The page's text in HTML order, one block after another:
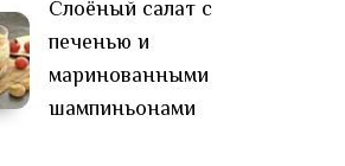
Слоёный салат с
печенью и
маринованными
шампиньонами